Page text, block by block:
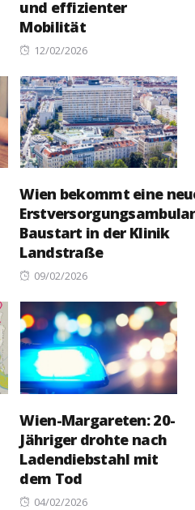
und effizienter
Mobilität
Posted
12/02/2026
Wien bekommt eine
Baustart in der Klinik
Landstraße
Posted
09/02/2026
Wien-Margareten: 20-
Jähriger drohte nach
Ladendiebstahl mit
dem Tod
Posted
04/02/2026